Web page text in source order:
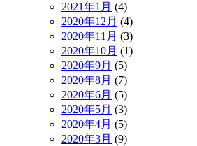
2021年1月 (4)
2020年12月 (4)
2020年11月 (3)
2020年10月 (1)
2020年9月 (5)
2020年8月 (7)
2020年6月 (5)
2020年5月 (3)
2020年4月 (5)
2020年3月 (9)